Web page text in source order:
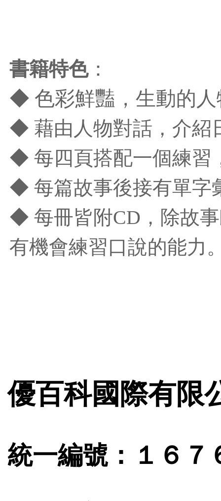
書籍特色：
◆ 色彩鮮豔，生動的
◆ 藉由人物對話，介紹
◆ 每四頁搭配一個練習
◆ 每篇故事後接有單字
◆ 每冊皆附CD，除故
有機會練習口說的能力
優百科國際有限
統一編號：１６７